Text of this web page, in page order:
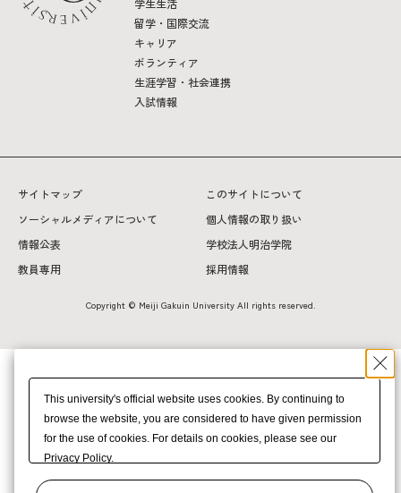
留学・国際交流
キャリア
ボランティア
生涯学習・社会連携
入試情報
サイトマップ
このサイトについて
ソーシャルメディアについて
個人情報の取り扱い
情報公表
学校法人明治学院
教員専用
採用情報
Copyright © Meiji Gakuin University All rights reserved.
This university's official website uses cookies. By continuing to
browse the website, you are considered to have given permission
for the use of cookies. For details on cookies, please see our
Privacy Policy.